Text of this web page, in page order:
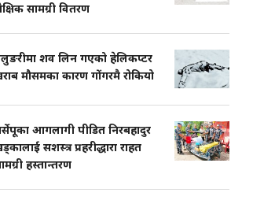
सामग्री वितरण
शव लिन गएको हेलिकप्टर
मौसमका कारण गोंगरमै रोकियो
आगलागी पीडित निरबहादुर
सशस्त्र प्रहरीद्धारा राहत
हस्तान्तरण